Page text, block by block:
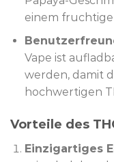
einem
Vape ist
werden, damit
hochwertigen
Vorteile des
Einzigartiges